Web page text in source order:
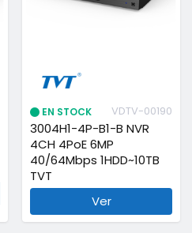
EN STOCK VDTV-00190
3004H1-4P-B1-B NVR
4CH 4PoE 6MP
40/64Mbps 1HDD~10TB
TVT
Ver